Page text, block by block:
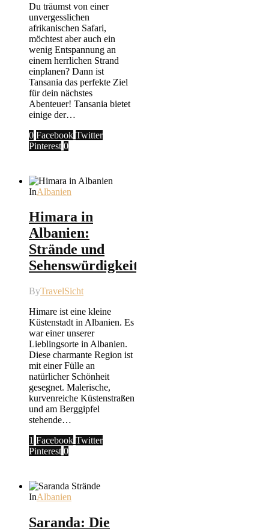
Du träumst von einer
unvergesslichen
afrikanischen Safari,
möchtest aber auch ein
wenig Entspannung an
einem herrlichen Strand
einplanen? Dann ist
Tansania das perfekte Ziel
für dein nächstes
Abenteuer! Tansania bietet
einige der…
0 Facebook Twitter
Pinterest 0
InAlbanien
Himara in
Albanien:
Strände und
Sehenswürdigkeiten
ByTravelSicht
Himare ist eine kleine
Küstenstadt in Albanien. Es
war einer unserer
Lieblingsorte in Albanien.
Diese charmante Region ist
mit einer Fülle an
natürlicher Schönheit
gesegnet. Malerische,
kurvenreiche Küstenstraßen
und am Berggipfel
stehende…
1 Facebook Twitter
Pinterest 0
InAlbanien
Saranda: Die